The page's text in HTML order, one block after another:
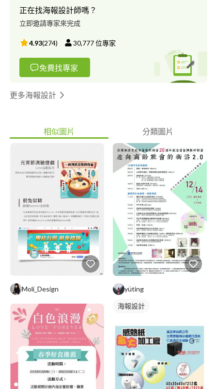
策劃 台北發生文創空間 藝術總監 太極影音與優人神鼓 浮空投影
科技與藝術合作案 前期與特效導演 故宮展廳360全域投影 美術指
導 觀光局風景區簡介片 悠遊13 副導演兼任美術總監 山海台灣 長
榮交響樂團 音樂紀錄片 美術總監 台中軟體園區 無懼音樂節 報紙
廣告設計 台中軟體園區 網站製作 專案負責人 大里文創聚落 網站
製作 專案負責人 三星旗艦店 咖啡廳Logo設計 Nanuk 專業氣密箱
行銷活動視覺規劃 AMAZIP 神奇拉鍊包 CI規劃、產品設計 誠致
科技九週年活動視覺設計規劃 元太科技校園巡迴展覽規劃 09年 石
碇美人茶節網站＆吉祥物 設計繪製 10年 蕭亞軒防癌宣導計畫 視
覺設計規劃 07年 三星、大同農村社區景觀改善技術服務設計規劃
計規劃 專案負責人 台啤台中烏日廠＆善化廠公司簡介帶與DM設
計 專案負責人 宗全電機 公司與產品簡介 多媒體互動
APP（apple store） 女人風水 魔法書 多媒體互動APP（apple
store） Picker 挑物誌 多媒體互動APP（apple store） 其他各大
企業人資校園徵才場地規劃佈置約50場 // 服務客戶 // 台北故宮、
味王企業、青海旅投、青海西寧文旅、青海力盟商業集團、太極影
音、台北發生文創空間、三星電子、台中大里文創軟體園區、媚登
峰、開璽建設、喜全建設、Nanuk、HTC、元富證券、合勤科技、
元太科技、華邦電子、建興電子、東元電機、資策會、耿鼎企業
、力麗織品、富邦產險、中強光電、全懋精密科技、神達科技、中
華汽車、力晶半導體、誠致科技、義隆電子、友訊科技、其樂達、
神基電腦、其樂達科技、普立爾科技、帆宣科技、康博科技、
AOPEN、互盛AURORA、鴻友科技、鴻基科技、藍天電腦、增你
強、宏達電、力麗紡織、富邦產險、中磊科技、英華達科技、鈺瀚
科技、致伸科技、光寶電子、統寶光電、鈺創科技、聯華電子、永
鑫能源、耿鼎企業、MinColors線上藝術交易平台等...。 供大家參
考～
正在找海報設計師嗎？
立即邀請專家來完成
4.93(274) 30,777位專家
免費找專家
更多海報設計
相似圖片 分類圖片
Moli_Design yüting
海報設計